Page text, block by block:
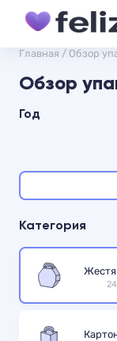
Главная / Обзор
Обзор
Год
Категория